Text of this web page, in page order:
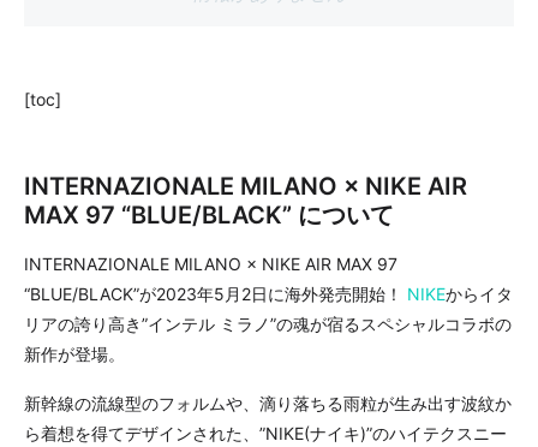
[toc]
INTERNAZIONALE MILANO × NIKE AIR
MAX 97 “BLUE/BLACK” について
INTERNAZIONALE MILANO × NIKE AIR MAX 97
“BLUE/BLACK”が2023年5月2日に海外発売開始！ NIKEからイタ
リアの誇り高き”インテル ミラノ”の魂が宿るスペシャルコラボの
新作が登場。
新幹線の流線型のフォルムや、滴り落ちる雨粒が生み出す波紋か
ら着想を得てデザインされた、”NIKE(ナイキ)”のハイテクスニー